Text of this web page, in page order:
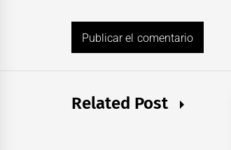
Related Post